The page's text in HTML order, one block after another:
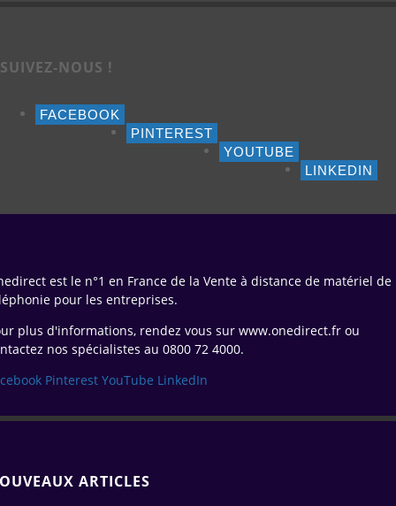
SUIVEZ-NOUS !
FACEBOOK
PINTEREST
YOUTUBE
LINKEDIN
est le n°1 en France de la Vente à distance de matériel de
pour les entreprises.
plus d'informations, rendez vous sur www.onedirect.fr ou
nos spécialistes au 0800 72 4000.
Pinterest YouTube LinkedIn
ARTICLES